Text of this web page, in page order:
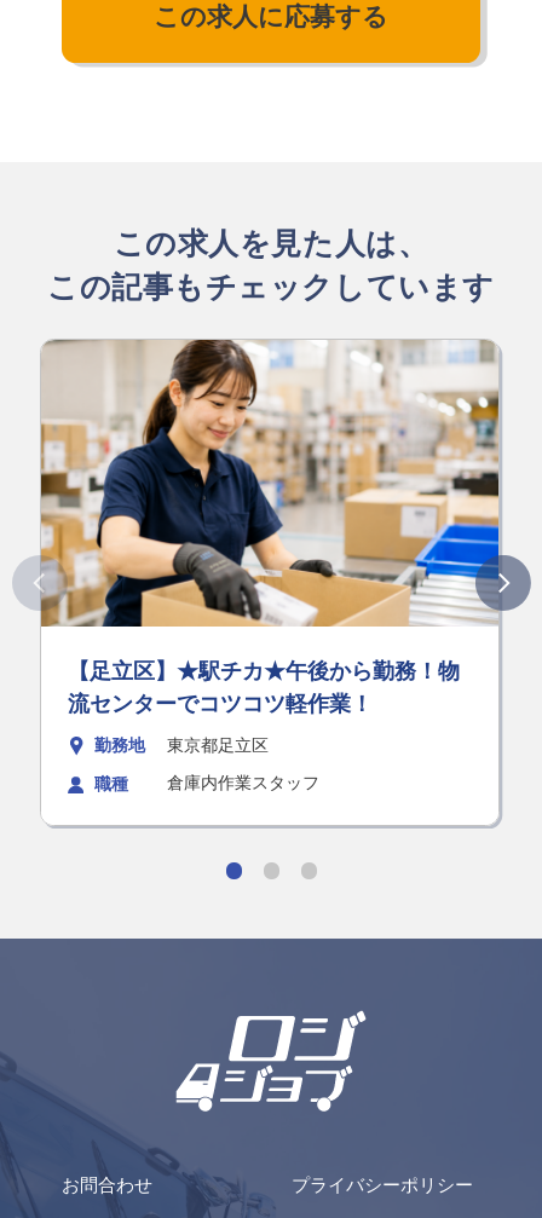
この求人に応募する
この求人を見た人は、
この記事もチェックしています
【足立区】★駅チカ★午後から勤務！物
流センターでコツコツ軽作業！
勤務地 東京都足立区
職種 倉庫内作業スタッフ
プライバシーポリシー
お問合わせ